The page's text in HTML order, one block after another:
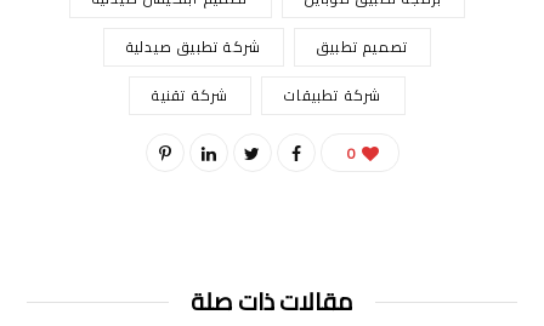
تصميم تطبيق
شركة تطبيق صيدلية
شركة تطبيقات
شركة تقنية
0
مقالات ذات صلة